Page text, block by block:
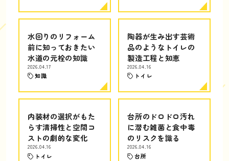
水回りのリフォーム
前に知っておきたい
水道の元栓の知識
2026.04.17
知識
陶器が生み出す芸術
品のようなトイレの
製造工程と知恵
2026.04.16
トイレ
内装材の選択がもた
らす清掃性と空間コ
ストの劇的な変化
2026.04.16
トイレ
台所のドロドロ汚れ
に潜む雑菌と食中毒
のリスクを識る
2026.04.16
台所